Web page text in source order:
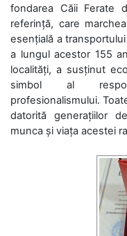
fondarea Căii Ferate
referință, care
esențială a
a lungul acestor 155
localități, a susținut
simbol al
profesionalismului.
datorită generațiilor
munca și viața acestei